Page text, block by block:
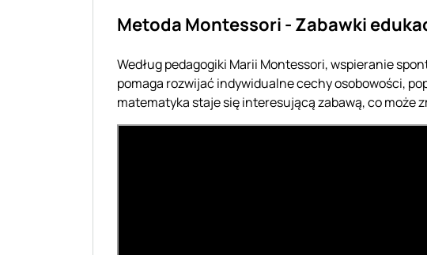
Metoda Montessori - Zabawki
Według pedagogiki Marii Montessori, wspieranie
pomaga rozwijać indywidualne cechy osobowości,
matematyka staje się interesującą zabawą, co może